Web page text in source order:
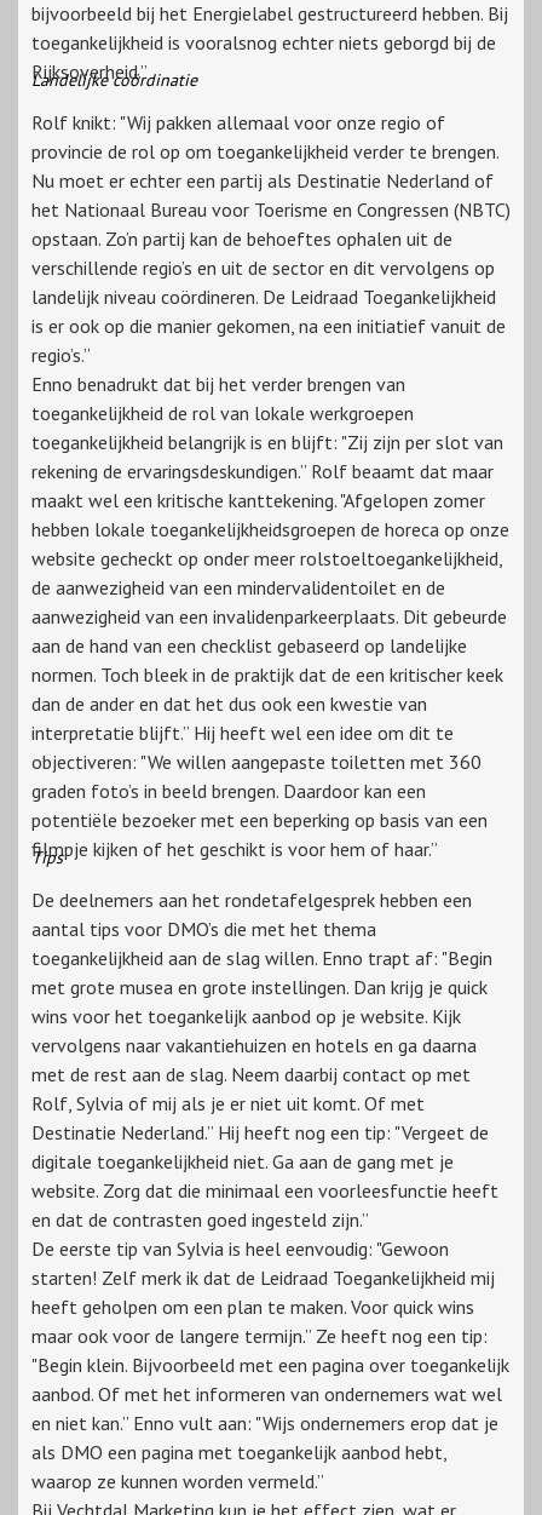
bijvoorbeeld bij het Energielabel gestructureerd hebben. Bij
toegankelijkheid is vooralsnog echter niets geborgd bij de
Rijksoverheid.”
Landelijke coördinatie
Rolf knikt: "Wij pakken allemaal voor onze regio of
provincie de rol op om toegankelijkheid verder te brengen.
Nu moet er echter een partij als Destinatie Nederland of
het Nationaal Bureau voor Toerisme en Congressen (NBTC)
opstaan. Zo’n partij kan de behoeftes ophalen uit de
verschillende regio’s en uit de sector en dit vervolgens op
landelijk niveau coördineren. De Leidraad Toegankelijkheid
is er ook op die manier gekomen, na een initiatief vanuit de
regio’s.”
Enno benadrukt dat bij het verder brengen van
toegankelijkheid de rol van lokale werkgroepen
toegankelijkheid belangrijk is en blijft: "Zij zijn per slot van
rekening de ervaringsdeskundigen.” Rolf beaamt dat maar
maakt wel een kritische kanttekening. "Afgelopen zomer
hebben lokale toegankelijkheidsgroepen de horeca op onze
website gecheckt op onder meer rolstoeltoegankelijkheid,
de aanwezigheid van een mindervalidentoilet en de
aanwezigheid van een invalidenparkeerplaats. Dit gebeurde
aan de hand van een checklist gebaseerd op landelijke
normen. Toch bleek in de praktijk dat de een kritischer keek
dan de ander en dat het dus ook een kwestie van
interpretatie blijft.” Hij heeft wel een idee om dit te
objectiveren: "We willen aangepaste toiletten met 360
graden foto’s in beeld brengen. Daardoor kan een
potentiële bezoeker met een beperking op basis van een
filmpje kijken of het geschikt is voor hem of haar.”
Tips
De deelnemers aan het rondetafelgesprek hebben een
aantal tips voor DMO’s die met het thema
toegankelijkheid aan de slag willen. Enno trapt af: "Begin
met grote musea en grote instellingen. Dan krijg je quick
wins voor het toegankelijk aanbod op je website. Kijk
vervolgens naar vakantiehuizen en hotels en ga daarna
met de rest aan de slag. Neem daarbij contact op met
Rolf, Sylvia of mij als je er niet uit komt. Of met
Destinatie Nederland.” Hij heeft nog een tip: "Vergeet de
digitale toegankelijkheid niet. Ga aan de gang met je
website. Zorg dat die minimaal een voorleesfunctie heeft
en dat de contrasten goed ingesteld zijn.”
De eerste tip van Sylvia is heel eenvoudig: "Gewoon
starten! Zelf merk ik dat de Leidraad Toegankelijkheid mij
heeft geholpen om een plan te maken. Voor quick wins
maar ook voor de langere termijn.” Ze heeft nog een tip:
"Begin klein. Bijvoorbeeld met een pagina over toegankelijk
aanbod. Of met het informeren van ondernemers wat wel
en niet kan.” Enno vult aan: "Wijs ondernemers erop dat je
als DMO een pagina met toegankelijk aanbod hebt,
waarop ze kunnen worden vermeld.”